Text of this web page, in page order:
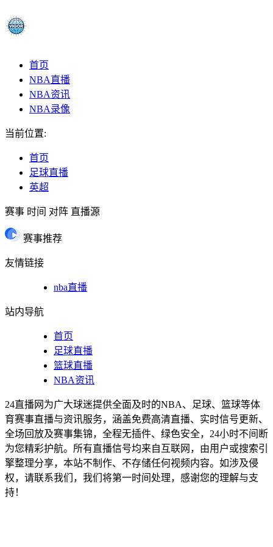
首页
NBA直播
NBA资讯
NBA录像
当前位置:
首页
足球直播
英超
赛事 时间 对阵 直播源
赛事推荐
友情链接
nba直播
站内导航
首页
足球直播
篮球直播
NBA资讯
24直播网为广大球迷提供全面及时的NBA、足球、篮球等体
育赛事直播与资讯服务，涵盖免费高清直播、实时信号更新、
全场回放及赛事集锦，全程无插件、绿色安全，24小时不间断
为您精彩护航。所有直播信号均来自互联网，由用户或搜索引
擎整理分享，本站不制作、不存储任何视频内容。如涉及侵
权，请联系我们，我们将第一时间处理，感谢您的理解与支
持！